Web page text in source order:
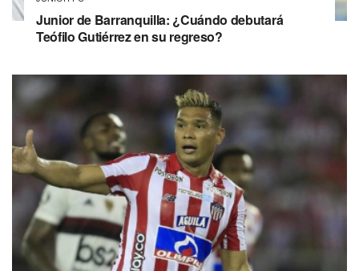
Junior de Barranquilla: ¿Cuándo debutará
Teófilo Gutiérrez en su regreso?